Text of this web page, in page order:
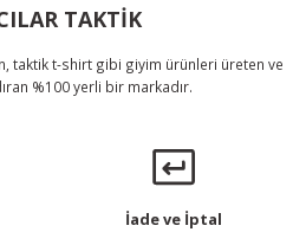
TAKTİK
taktik t-shirt gibi giyim ürünleri üreten ve
%100 yerli bir markadır.
İade ve İptal